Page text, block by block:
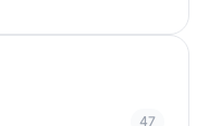
47